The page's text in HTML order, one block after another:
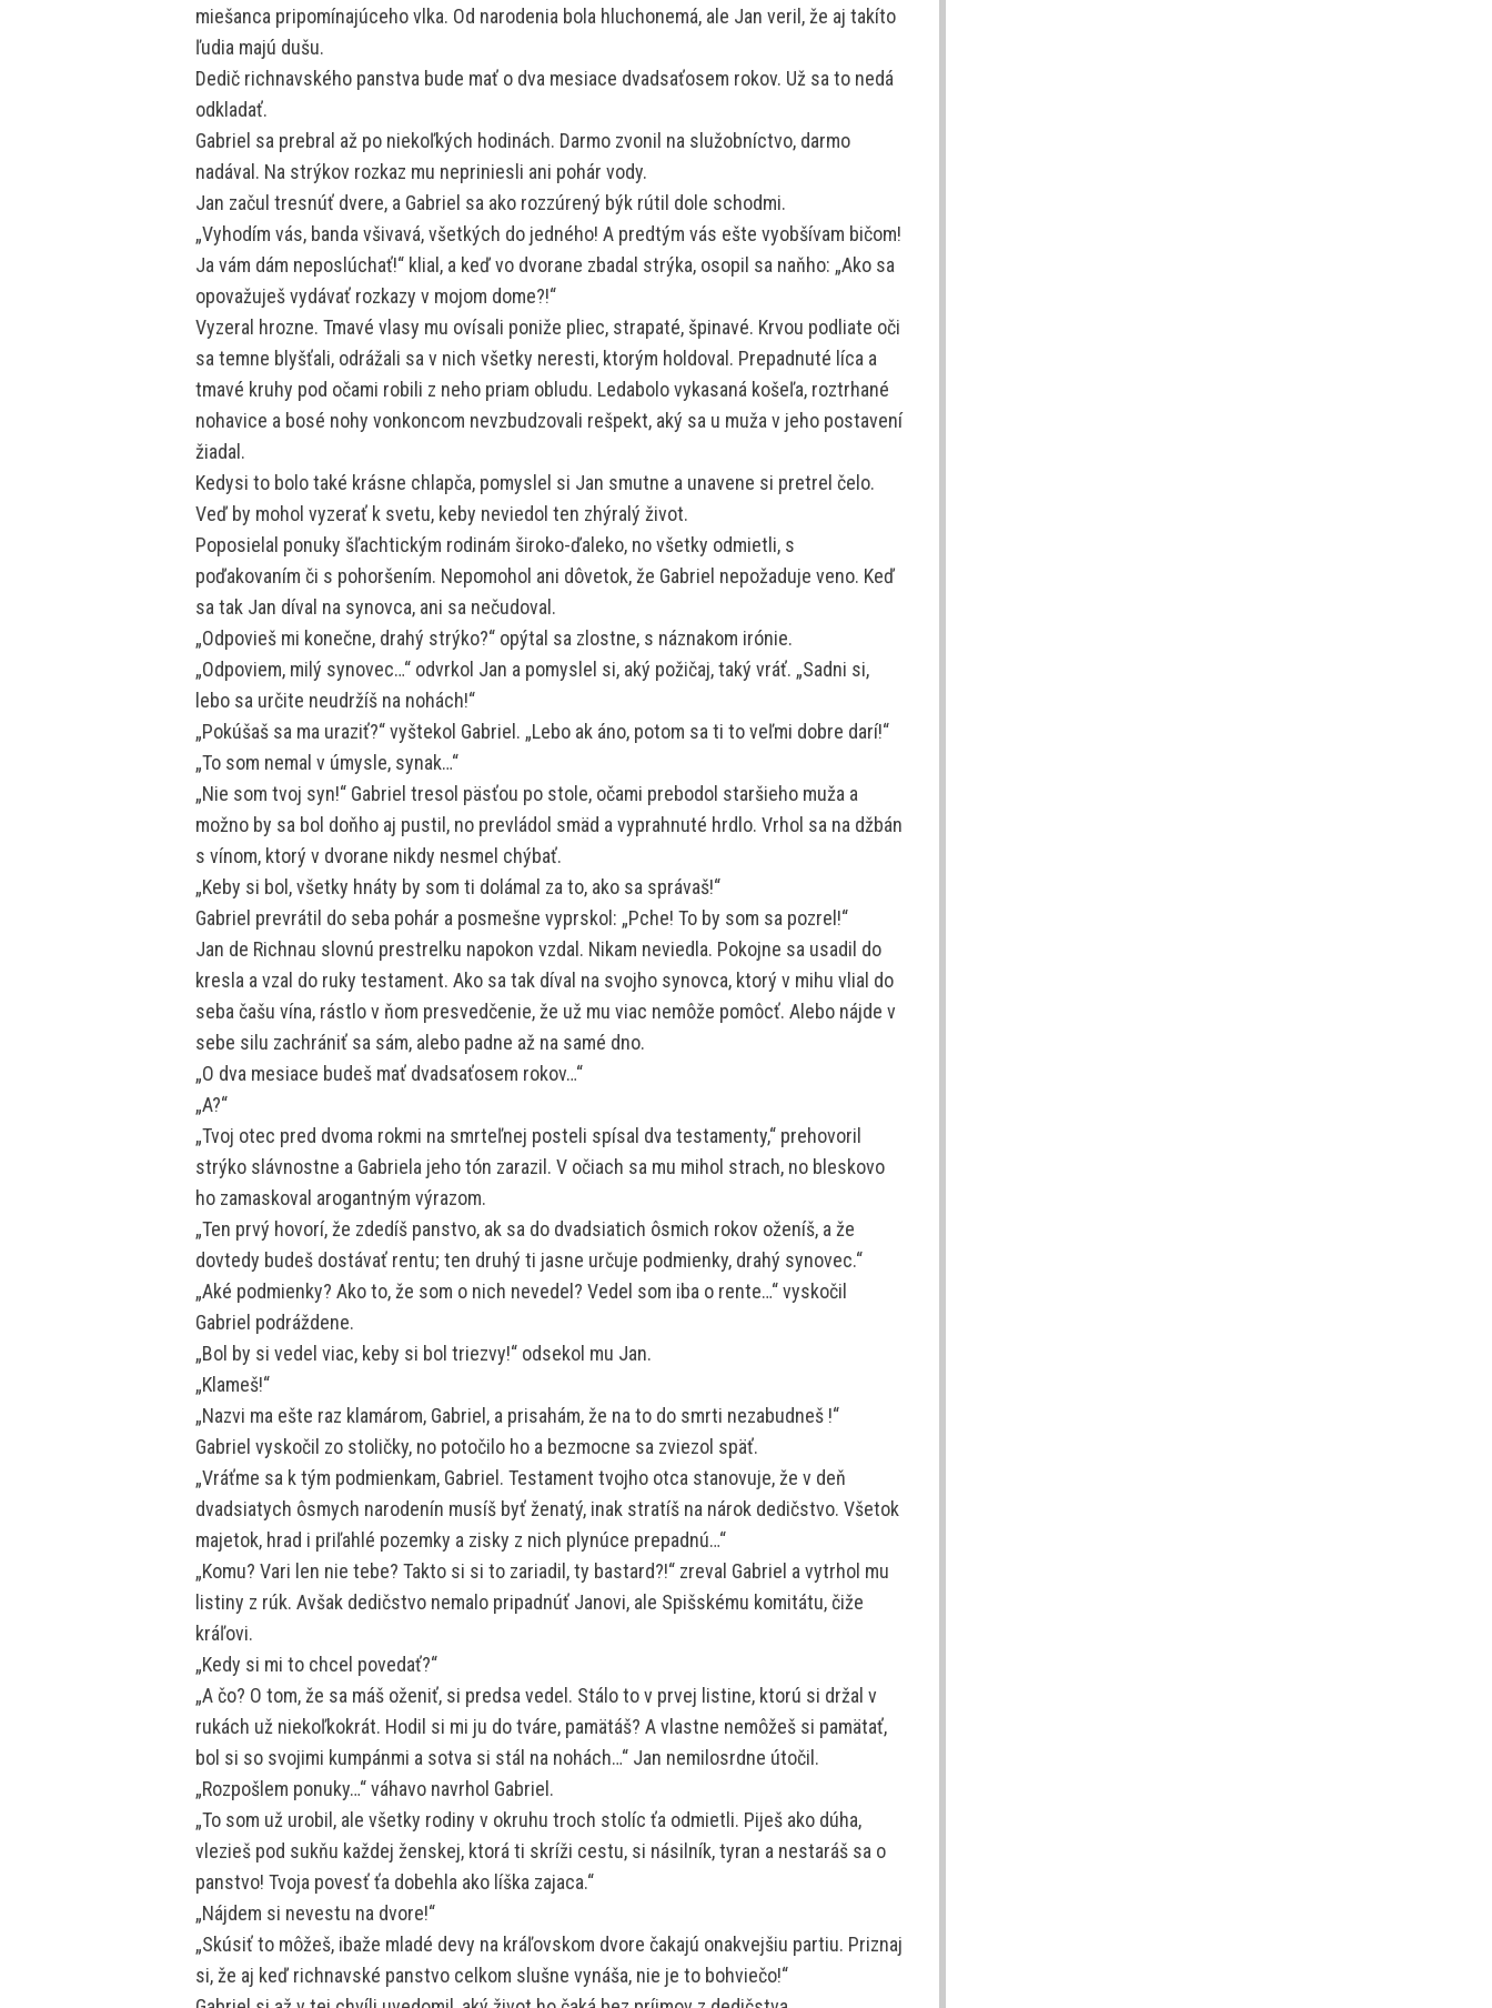
miešanca pripomínajúceho vlka. Od narodenia bola hluchonemá, ale Jan veril, že aj takíto
ľudia majú dušu.
Dedič richnavského panstva bude mať o dva mesiace dvadsaťosem rokov. Už sa to nedá
odkladať.
Gabriel sa prebral až po niekoľkých hodinách. Darmo zvonil na služobníctvo, darmo
nadával. Na strýkov rozkaz mu nepriniesli ani pohár vody.
Jan začul tresnúť dvere, a Gabriel sa ako rozzúrený býk rútil dole schodmi.
„Vyhodím vás, banda všivavá, všetkých do jedného! A predtým vás ešte vyobšívam bičom!
Ja vám dám neposlúchať!“ klial, a keď vo dvorane zbadal strýka, osopil sa naňho: „Ako sa
opovažuješ vydávať rozkazy v mojom dome?!“
Vyzeral hrozne. Tmavé vlasy mu ovísali poniže pliec, strapaté, špinavé. Krvou podliate oči
sa temne blyšťali, odrážali sa v nich všetky neresti, ktorým holdoval. Prepadnuté líca a
tmavé kruhy pod očami robili z neho priam obludu. Ledabolo vykasaná košeľa, roztrhané
nohavice a bosé nohy vonkoncom nevzbudzovali rešpekt, aký sa u muža v jeho postavení
žiadal.
Kedysi to bolo také krásne chlapča, pomyslel si Jan smutne a unavene si pretrel čelo.
Veď by mohol vyzerať k svetu, keby neviedol ten zhýralý život.
Poposielal ponuky šľachtickým rodinám široko-ďaleko, no všetky odmietli, s
poďakovaním či s pohoršením. Nepomohol ani dôvetok, že Gabriel nepožaduje veno. Keď
sa tak Jan díval na synovca, ani sa nečudoval.
„Odpovieš mi konečne, drahý strýko?“ opýtal sa zlostne, s náznakom irónie.
„Odpoviem, milý synovec…“ odvrkol Jan a pomyslel si, aký požičaj, taký vráť. „Sadni si,
lebo sa určite neudržíš na nohách!“
„Pokúšaš sa ma uraziť?“ vyštekol Gabriel. „Lebo ak áno, potom sa ti to veľmi dobre darí!“
„To som nemal v úmysle, synak…“
„Nie som tvoj syn!“ Gabriel tresol päsťou po stole, očami prebodol staršieho muža a
možno by sa bol doňho aj pustil, no prevládol smäd a vyprahnuté hrdlo. Vrhol sa na džbán
s vínom, ktorý v dvorane nikdy nesmel chýbať.
„Keby si bol, všetky hnáty by som ti dolámal za to, ako sa správaš!“
Gabriel prevrátil do seba pohár a posmešne vyprskol: „Pche! To by som sa pozrel!“
Jan de Richnau slovnú prestrelku napokon vzdal. Nikam neviedla. Pokojne sa usadil do
kresla a vzal do ruky testament. Ako sa tak díval na svojho synovca, ktorý v mihu vlial do
seba čašu vína, rástlo v ňom presvedčenie, že už mu viac nemôže pomôcť. Alebo nájde v
sebe silu zachrániť sa sám, alebo padne až na samé dno.
„O dva mesiace budeš mať dvadsaťosem rokov…“
„A?“
„Tvoj otec pred dvoma rokmi na smrteľnej posteli spísal dva testamenty,“ prehovoril
strýko slávnostne a Gabriela jeho tón zarazil. V očiach sa mu mihol strach, no bleskovo
ho zamaskoval arogantným výrazom.
„Ten prvý hovorí, že zdedíš panstvo, ak sa do dvadsiatich ôsmich rokov oženíš, a že
dovtedy budeš dostávať rentu; ten druhý ti jasne určuje podmienky, drahý synovec.“
„Aké podmienky? Ako to, že som o nich nevedel? Vedel som iba o rente…“ vyskočil
Gabriel podráždene.
„Bol by si vedel viac, keby si bol triezvy!“ odsekol mu Jan.
„Klameš!“
„Nazvi ma ešte raz klamárom, Gabriel, a prisahám, že na to do smrti nezabudneš !“
Gabriel vyskočil zo stoličky, no potočilo ho a bezmocne sa zviezol späť.
„Vráťme sa k tým podmienkam, Gabriel. Testament tvojho otca stanovuje, že v deň
dvadsiatych ôsmych narodenín musíš byť ženatý, inak stratíš na nárok dedičstvo. Všetok
majetok, hrad i priľahlé pozemky a zisky z nich plynúce prepadnú…“
„Komu? Vari len nie tebe? Takto si si to zariadil, ty bastard?!“ zreval Gabriel a vytrhol mu
listiny z rúk. Avšak dedičstvo nemalo pripadnúť Janovi, ale Spišskému komitátu, čiže
kráľovi.
„Kedy si mi to chcel povedať?“
„A čo? O tom, že sa máš oženiť, si predsa vedel. Stálo to v prvej listine, ktorú si držal v
rukách už niekoľkokrát. Hodil si mi ju do tváre, pamätáš? A vlastne nemôžeš si pamätať,
bol si so svojimi kumpánmi a sotva si stál na nohách…“ Jan nemilosrdne útočil.
„Rozpošlem ponuky…“ váhavo navrhol Gabriel.
„To som už urobil, ale všetky rodiny v okruhu troch stolíc ťa odmietli. Piješ ako dúha,
vlezieš pod sukňu každej ženskej, ktorá ti skríži cestu, si násilník, tyran a nestaráš sa o
panstvo! Tvoja povesť ťa dobehla ako líška zajaca.“
„Nájdem si nevestu na dvore!“
„Skúsiť to môžeš, ibaže mladé devy na kráľovskom dvore čakajú onakvejšiu partiu. Priznaj
si, že aj keď richnavské panstvo celkom slušne vynáša, nie je to bohviečo!“